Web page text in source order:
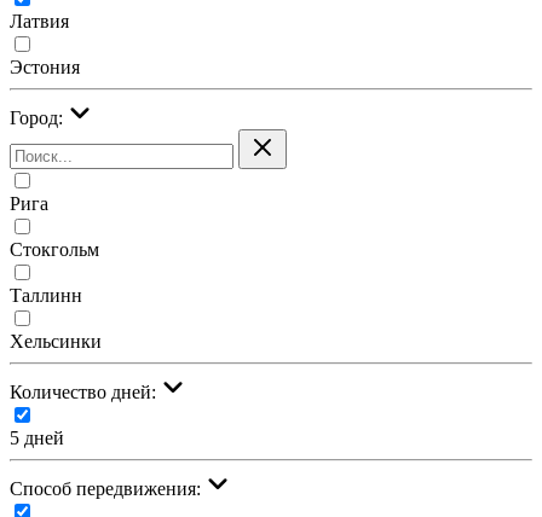
Латвия
Эстония
Город:
Рига
Стокгольм
Таллинн
Хельсинки
Количество дней:
5 дней
Cпособ передвижения: